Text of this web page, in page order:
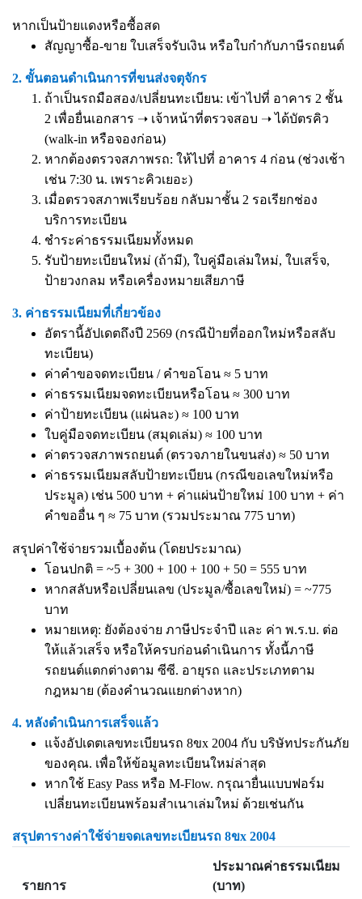
หากเป็นป้ายแดงหรือซื้อสด
สัญญาซื้อ-ขาย ใบเสร็จรับเงิน หรือใบกำกับภาษีรถยนต์
2. ขั้นตอนดำเนินการที่ขนส่งจตุจักร
ถ้าเป็นรถมือสอง/เปลี่ยนทะเบียน: เข้าไปที่ อาคาร 2 ชั้น
2 เพื่อยื่นเอกสาร ➝ เจ้าหน้าที่ตรวจสอบ ➝ ได้บัตรคิว
(walk-in หรือจองก่อน)
หากต้องตรวจสภาพรถ: ให้ไปที่ อาคาร 4 ก่อน (ช่วงเช้า
เช่น 7:30 น. เพราะคิวเยอะ)
เมื่อตรวจสภาพเรียบร้อย กลับมาชั้น 2 รอเรียกช่อง
บริการทะเบียน
ชำระค่าธรรมเนียมทั้งหมด
รับป้ายทะเบียนใหม่ (ถ้ามี), ใบคู่มือเล่มใหม่, ใบเสร็จ,
ป้ายวงกลม หรือเครื่องหมายเสียภาษี
3. ค่าธรรมเนียมที่เกี่ยวข้อง
อัตรานี้อัปเดตถึงปี 2569 (กรณีป้ายที่ออกใหม่หรือสลับ
ทะเบียน)
ค่าคำขอจดทะเบียน / คำขอโอน ≈ 5 บาท
ค่าธรรมเนียมจดทะเบียนหรือโอน ≈ 300 บาท
ค่าป้ายทะเบียน (แผ่นละ) ≈ 100 บาท
ใบคู่มือจดทะเบียน (สมุดเล่ม) ≈ 100 บาท
ค่าตรวจสภาพรถยนต์ (ตรวจภายในขนส่ง) ≈ 50 บาท
ค่าธรรมเนียมสลับป้ายทะเบียน (กรณีขอเลขใหม่หรือ
ประมูล) เช่น 500 บาท + ค่าแผ่นป้ายใหม่ 100 บาท + ค่า
คำขออื่น ๆ ≈ 75 บาท (รวมประมาณ 775 บาท)
สรุปค่าใช้จ่ายรวมเบื้องต้น (โดยประมาณ)
โอนปกติ = ~5 + 300 + 100 + 100 + 50 = 555 บาท
หากสลับหรือเปลี่ยนเลข (ประมูล/ซื้อเลขใหม่) = ~775
บาท
หมายเหตุ: ยังต้องจ่าย ภาษีประจำปี และ ค่า พ.ร.บ. ต่อ
ให้แล้วเสร็จ หรือให้ครบก่อนดำเนินการ ทั้งนี้ภาษี
รถยนต์แตกต่างตาม ซีซี. อายุรถ และประเภทตาม
กฎหมาย (ต้องคำนวณแยกต่างหาก)
4. หลังดำเนินการเสร็จแล้ว
แจ้งอัปเดตเลขทะเบียนรถ 8ขx 2004 กับ บริษัทประกันภัย
ของคุณ. เพื่อให้ข้อมูลทะเบียนใหม่ล่าสุด
หากใช้ Easy Pass หรือ M-Flow. กรุณายื่นแบบฟอร์ม
เปลี่ยนทะเบียนพร้อมสำเนาเล่มใหม่ ด้วยเช่นกัน
สรุปตารางค่าใช้จ่ายจดเลขทะเบียนรถ 8ขx 2004
รายการ
ประมาณค่าธรรมเนียม
(บาท)